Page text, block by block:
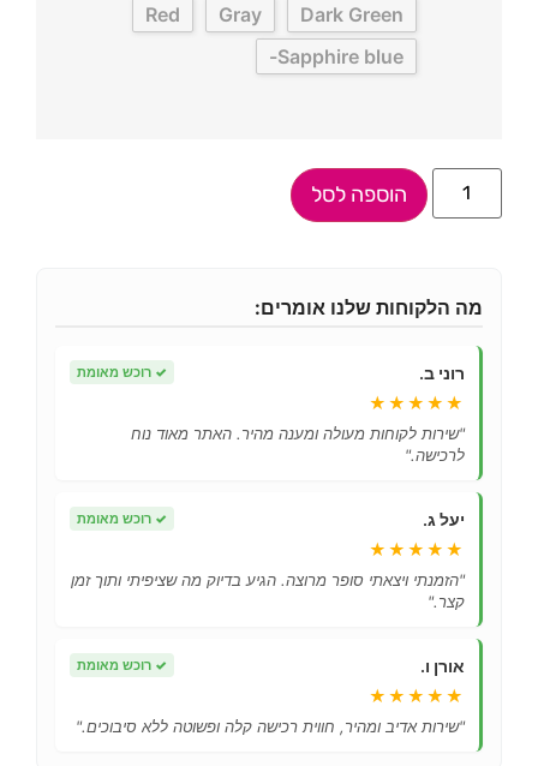
Dark Green
Gray
Red
Sapphire blue-
הוספה לסל
מה הלקוחות שלנו אומרים:
רוני ב. ✓ רוכש מאומת
★★★★★
"שירות לקוחות מעולה ומענה מהיר. האתר מאוד נוח
לרכישה."
יעל ג. ✓ רוכש מאומת
★★★★★
"הזמנתי ויצאתי סופר מרוצה. הגיע בדיוק מה שציפיתי ותוך זמן
קצר."
אורן ו. ✓ רוכש מאומת
★★★★★
"שירות אדיב ומהיר, חווית רכישה קלה ופשוטה ללא סיבוכים."